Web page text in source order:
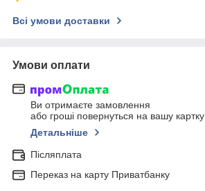
Всі умови доставки
Умови оплати
Ви отримаєте замовлення
або гроші повернуться на вашу картку
Детальніше
Післяплата
Переказ на карту Приватбанку